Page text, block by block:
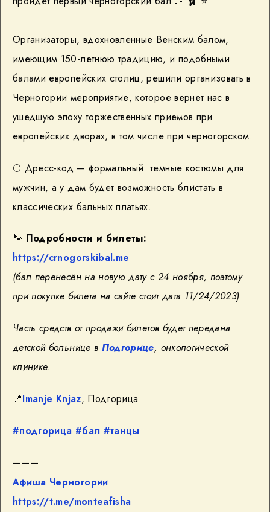
Организаторы, вдохновленные Венским балом,
имеющим 150-летнюю традицию, и подобными
балами европейских столиц, решили организовать в
Черногории мероприятие, которое вернет нас в
ушедшую эпоху торжественных приемов при
европейских дворах, в том числе при черногорском.
🌕 Дресс-код — формальный: темные костюмы для
мужчин, а у дам будет возможность блистать в
классических бальных платьях.
🐾 Подробности и билеты:
https://crnogorskibal.me
(бал перенесён на новую дату с 24 ноября, поэтому
при покупке билета на сайте стоит дата 11/24/2023)
Часть средств от продажи билетов будет передана
детской больнице в Подгорице, онкологической
клинике.
📍Imanje Knjaz, Подгорица
#подгорица #бал #танцы
———
Афиша Черногории
https://t.me/monteafisha